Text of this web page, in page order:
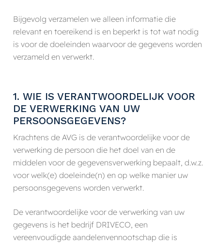
Bijgevolg verzamelen we alleen informatie die
relevant en toereikend is en beperkt is tot wat nodig
is voor de doeleinden waarvoor de gegevens worden
verzameld en verwerkt.
1. WIE IS VERANTWOORDELIJK VOOR
DE VERWERKING VAN UW
PERSOONSGEGEVENS?
Krachtens de AVG is de verantwoordelijke voor de
verwerking de persoon die het doel van en de
middelen voor de gegevensverwerking bepaalt, d.w.z.
voor welk(e) doeleinde(n) en op welke manier uw
persoonsgegevens worden verwerkt.
De verantwoordelijke voor de verwerking van uw
gegevens is het bedrijf DRIVECO, een
vereenvoudigde aandelenvennootschap die is